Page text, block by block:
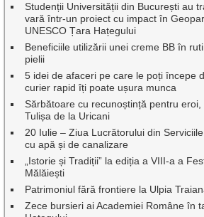
Studenții Universității din București au
vară într-un proiect cu impact în
UNESCO Țara Hațegului
Beneficiile utilizării unei creme BB în
pielii
5 idei de afaceri pe care le poți începe
curier rapid îți poate ușura munca
Sărbătoare cu recunoștință pentru
Tulișa de la Uricani
20 Iulie – Ziua Lucrătorului din
cu apă și de canalizare
„Istorie și Tradiții” la ediția a VIII-a a
Mălăiești
Patrimoniul fără frontiere la Ulpia
Zece bursieri ai Academiei Române în